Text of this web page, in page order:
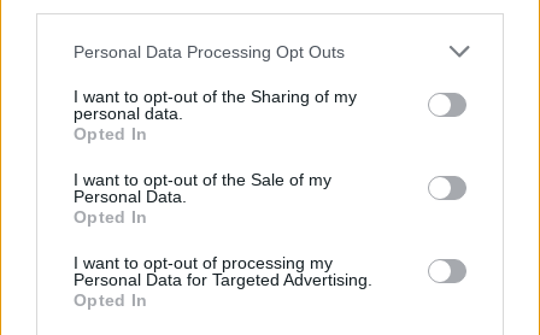
Personal Data Processing Opt Outs
I want to opt-out of the Sharing of my
personal data.
Opted In
I want to opt-out of the Sale of my
Personal Data.
Opted In
I want to opt-out of processing my
Personal Data for Targeted Advertising.
Opted In
σιδηροτροχιών στο Μετρό της
μεγαλύτερο έργο αναβάθμισης
«Συμβάλλουμε στην εθνική
νέο αναπτυξιακό καθεστώς για
Η Chery επενδύει 75 εκατ. δολάρια στην KG Mobility
Το FIAT 500 Hybrid τώρα από